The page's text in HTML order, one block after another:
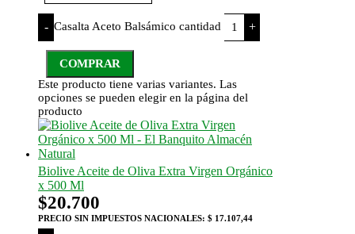
- Casalta Aceto Balsámico cantidad +
COMPRAR
Este producto tiene varias variantes. Las
opciones se pueden elegir en la página del
producto
Biolive Aceite de Oliva Extra Virgen Orgánico
x 500 Ml
$20.700
PRECIO SIN IMPUESTOS NACIONALES: $ 17.107,44